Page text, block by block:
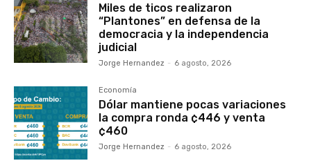
Miles de ticos realizaron
“Plantones” en defensa de la
democracia y la independencia
judicial
Jorge Hernandez - 6 agosto, 2026
Economía
Dólar mantiene pocas variaciones
la compra ronda ¢446 y venta
¢460
Jorge Hernandez - 6 agosto, 2026